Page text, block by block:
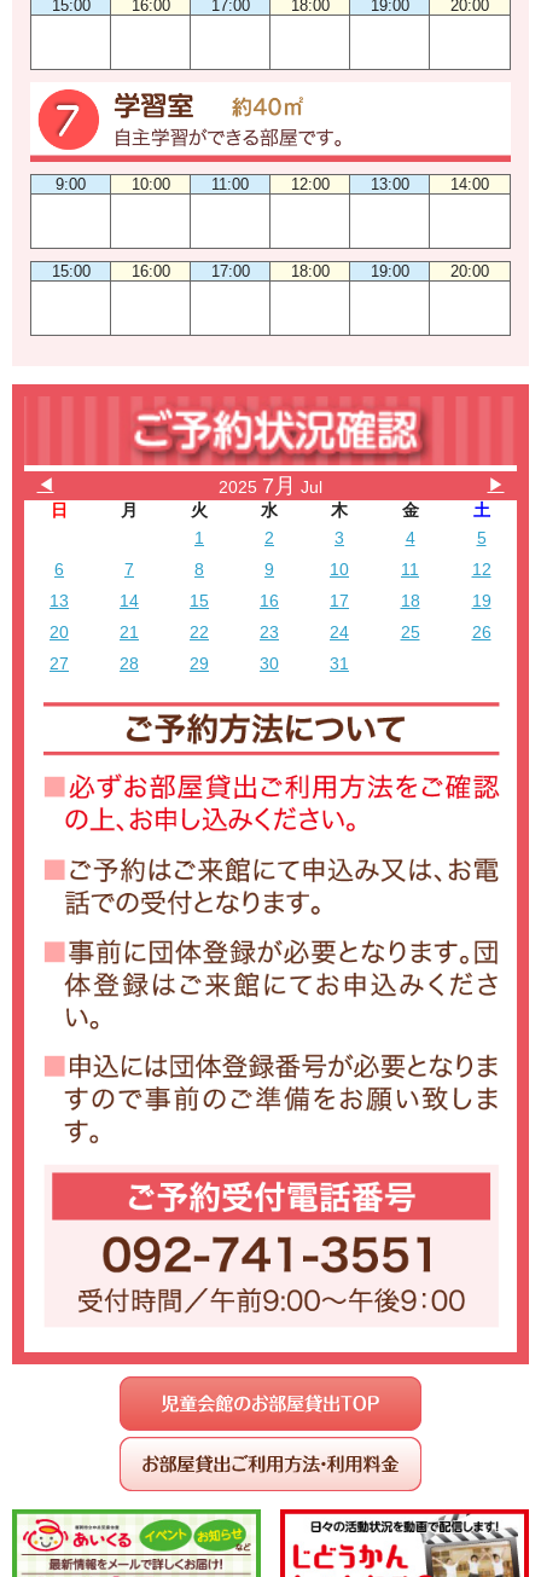
15:00 16:00 17:00 18:00 19:00 20:00
9:00 10:00 11:00 12:00 13:00 14:00
15:00 16:00 17:00 18:00 19:00 20:00
◀ 2025 7月 Jul
▶
日
月 火 水 木 金
土
1
2 3 4
5
6
7 8 9 10 11
12
13
14 15 16 17 18
19
20
21 22 23 24 25
26
27
28 29 30 31